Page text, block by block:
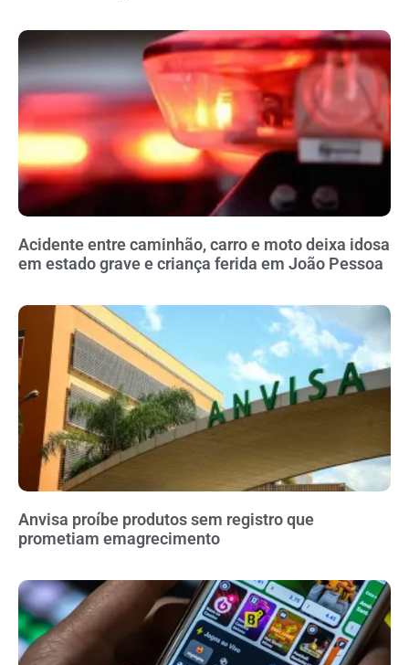
Acidente entre caminhão, carro e moto deixa idosa
em estado grave e criança ferida em João Pessoa
Anvisa proíbe produtos sem registro que
prometiam emagrecimento